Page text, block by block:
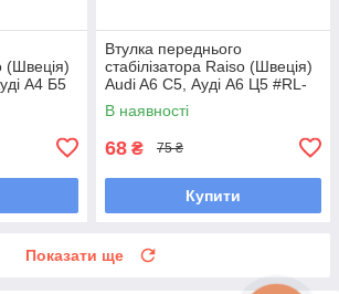
(Швеція)
А4 Б5
Втулка переднього
стабілізатора Raiso (Швеція)
Audi A6 C5, Ауді А6 Ц5 #RL-
411317B UAXZZPG7
В наявності
68 ₴ 75 ₴
Купити
Показати ще